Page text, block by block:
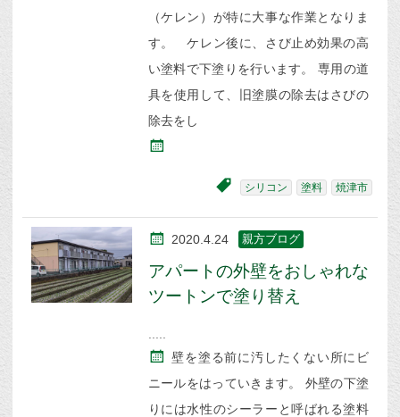
（ケレン）が特に大事な作業となりま
す。 ケレン後に、さび止め効果の高
い塗料で下塗りを行います。 専用の道
具を使用して、旧塗膜の除去はさびの
除去をし
シリコン 塗料 焼津市
2020.4.24 親方ブログ
アパートの外壁をおしゃれな
ツートンで塗り替え
壁を塗る前に汚したくない所にビ
ニールをはっていきます。 外壁の下塗
りには水性のシーラーと呼ばれる塗料